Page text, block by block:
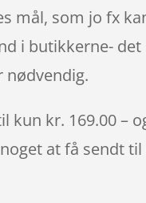
mål, som jo fx
i butikkerne- det
nødvendig.
kun kr. 169.00 –
at få sendt